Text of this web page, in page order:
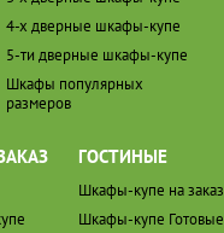
4-х дверные шкафы-купе
5-ти дверные шкафы-купе
Шкафы популярных
размеров
ГОСТИНЫЕ
Шкафы-купе на заказ
Шкафы-купе Готовые